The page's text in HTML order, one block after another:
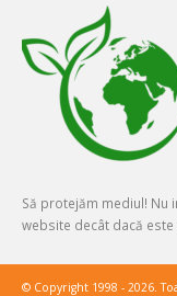
Să protejăm mediul! Nu
website decât dacă
© Copyright 1998 - 2026.